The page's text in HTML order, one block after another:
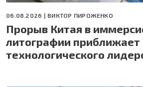
06.08.2026 | ВИКТОР ПИРОЖЕНКО
Прорыв Китая в
литографии приближает
технологического